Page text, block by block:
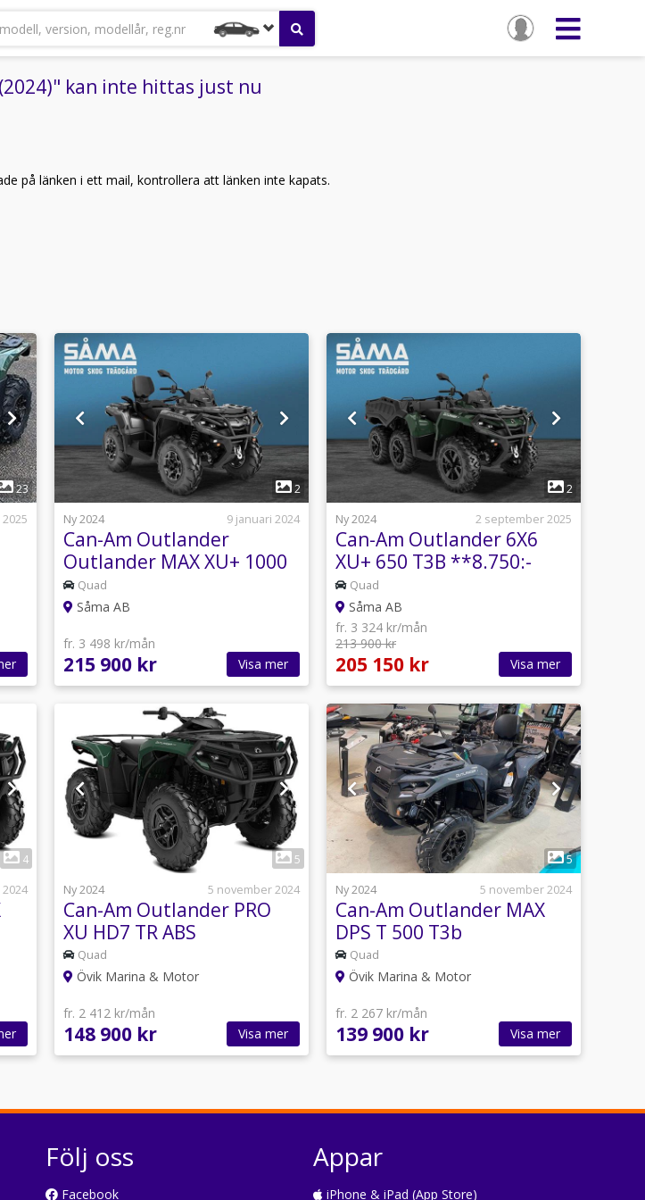
version, modellår, reg.nr
kan inte hittas just nu
på länken i ett mail, kontrollera att länken inte kapats.
23
1
2
Ny 2024
9 januari 2024
Can-Am Outlander
Outlander MAX XU+ 1000
80HK
Quad
Såma AB
fr. 3 498 kr/mån
215 900 kr Visa mer
1
2
Ny 2024
2 september 2025
Can-Am Outlander 6X6
XU+ 650 T3B **8.750:-
RABATT**
Quad
Såma AB
fr. 3 324 kr/mån
213 900 kr
205 150 kr Visa mer
4
1
5
Ny 2024
5 november 2024
Can-Am Outlander PRO
XU HD7 TR ABS
Quad
Övik Marina & Motor
fr. 2 412 kr/mån
148 900 kr Visa mer
1
5
Ny 2024
5 november 2024
Can-Am Outlander MAX
DPS T 500 T3b
Quad
Övik Marina & Motor
fr. 2 267 kr/mån
139 900 kr Visa mer
Följ oss
Facebook
Appar
iPhone & iPad (App Store)